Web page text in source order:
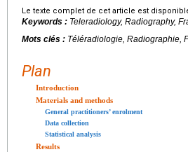
Le texte complet de cet article est
Keywords : Teleradiology, Radiography,
Mots clés : Téléradiologie, Radiographie,
Plan
Introduction
Materials and methods
General practitioners’ enrolment
Data collection
Statistical analysis
Results